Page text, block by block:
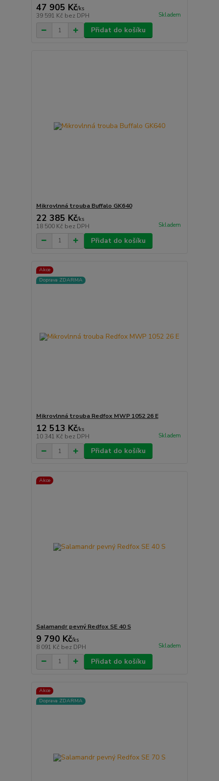
47 905 Kč/ks
39 591 Kč bez DPH Skladem
Přidat do košíku
Mikrovlnná trouba Buffalo GK640
22 385 Kč/ks
18 500 Kč bez DPH Skladem
Přidat do košíku
Akce
Doprava ZDARMA
Mikrovlnná trouba Redfox MWP 1052 26 E
12 513 Kč/ks
10 341 Kč bez DPH Skladem
Přidat do košíku
Akce
Salamandr pevný Redfox SE 40 S
9 790 Kč/ks
8 091 Kč bez DPH Skladem
Přidat do košíku
Akce
Doprava ZDARMA